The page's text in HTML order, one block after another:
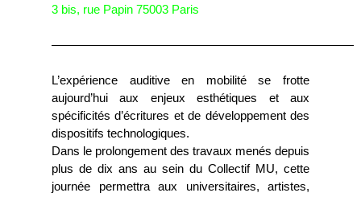
3 bis, rue Papin 75003 Paris
—————————————————————————
L’expérience auditive en mobilité se frotte
aujourd’hui aux enjeux esthétiques et aux
spécificités d’écritures et de développement des
dispositifs technologiques.
Dans le prolongement des travaux menés depuis
plus de dix ans au sein du Collectif MU, cette
journée permettra aux universitaires, artistes,